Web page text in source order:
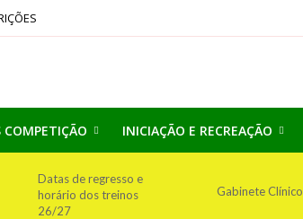
COMPETIÇÃO INICIAÇÃO E RECREAÇÃO
Datas de regresso e
horário dos treinos
26/27
Gabinete Clínico